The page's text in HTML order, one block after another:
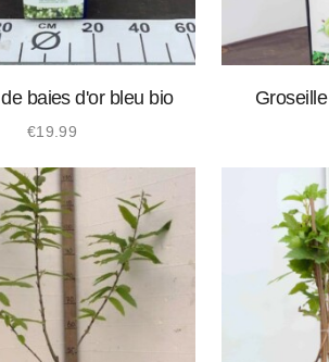
baies d'or bleu bio
€19.99